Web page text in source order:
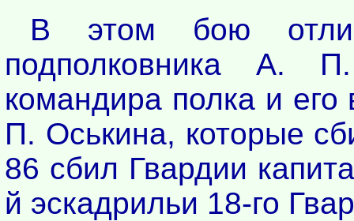
В этом бою
подполковника А.
командира полка и
П. Оськина, которые
86 сбил Гвардии
й эскадрильи 18-го